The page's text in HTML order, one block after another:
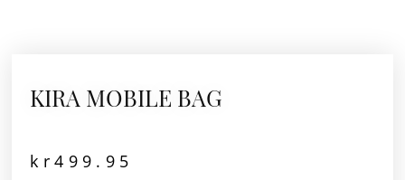
KIRA MOBILE BAG
kr499.95